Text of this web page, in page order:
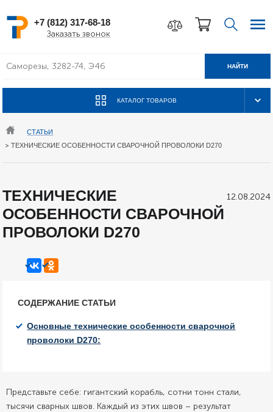
+7 (812) 317-68-18
Заказать звонок
КАТАЛОГ ТОВАРОВ
НАЙТИ
СТАТЬИ
>ТЕХНИЧЕСКИЕ ОСОБЕННОСТИ СВАРОЧНОЙ ПРОВОЛОКИ D270
12.08.2024
ТЕХНИЧЕСКИЕ
ОСОБЕННОСТИ СВАРОЧНОЙ
ПРОВОЛОКИ D270
СОДЕРЖАНИЕ СТАТЬИ
Основные технические особенности сварочной
проволоки D270:
Представьте себе: гигантский корабль, сотни тонн стали,
тысячи сварных швов. Каждый из этих швов – результат